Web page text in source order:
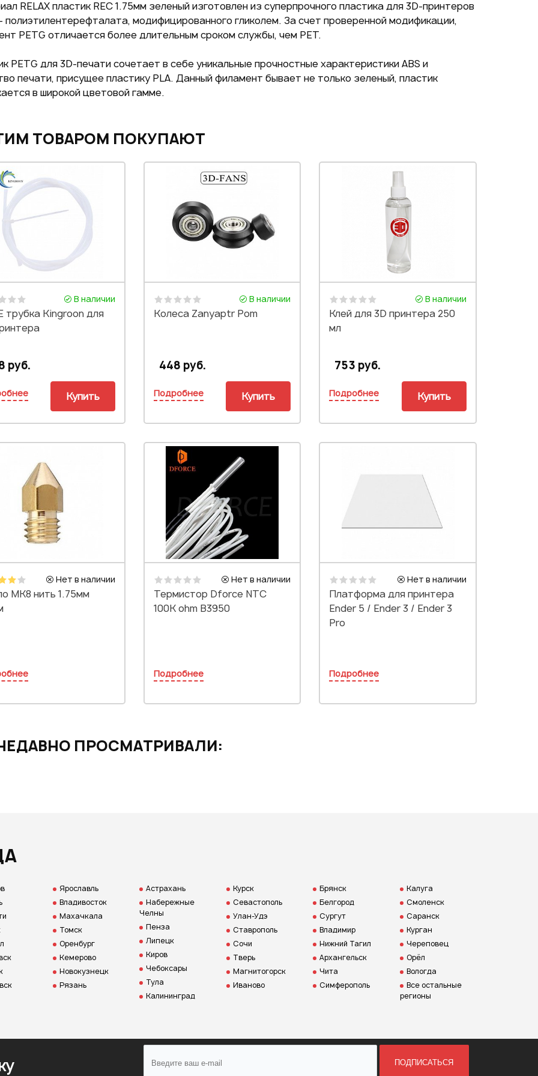
RELAX пластик REC 1.75мм зеленый изготовлен из суперпрочного пластика для 3D-принтеров
полиэтилентерефталата, модифицированного гликолем. За счет проверенной модификации,
PETG отличается более длительным сроком службы, чем PET.
PETG для 3D-печати сочетает в себе уникальные прочностные характеристики ABS и
печати, присущее пластику PLA. Данный филамент бывает не только зеленый, пластик
в широкой цветовой гамме.
ВОЙТИ ЧЕРЕЗ
GOOGLE
возможности
персональных данных
ТОВАРОМ ПОКУПАЮТ
В наличии
трубка Kingroon для
руб.
Купить
В наличии
Колеса Zanyaptr Pom
448 руб.
Подробнее Купить
В наличии
Клей для 3D принтера 250
мл
753 руб.
Подробнее Купить
Нет в наличии
MK8 нить 1.75мм
Нет в наличии
Термистор Dforce NTC
100K ohm B3950
Подробнее
Нет в наличии
Платформа для принтера
Ender 5 / Ender 3 / Ender 3
Pro
Подробнее
ПРОСМАТРИВАЛИ:
Ярославль
Владивосток
Махачкала
Томск
Оренбург
Кемерово
Новокузнецк
Рязань
Астрахань
Набережные
Челны
Пенза
Липецк
Киров
Чебоксары
Тула
Калининград
Курск
Севастополь
Улан-Удэ
Ставрополь
Сочи
Тверь
Магнитогорск
Иваново
Брянск
Белгород
Сургут
Владимир
Нижний Тагил
Архангельск
Чита
Симферополь
Калуга
Смоленск
Саранск
Курган
Череповец
Орёл
Вологда
Все остальные
регионы
ПОДПИСАТЬСЯ